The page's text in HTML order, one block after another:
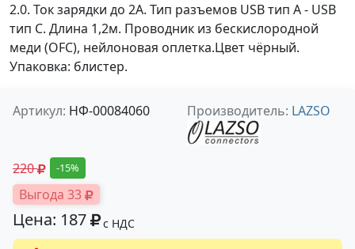
2.0. Ток зарядки до 2А. Тип разъемов USB тип A - USB
тип C. Длина 1,2м. Проводник из бескислородной
меди (OFC), нейлоновая оплетка.Цвет чёрный.
Упаковка: блистер.
Артикул: НФ-00084060 Производитель: LAZSO
220 -15%
Выгода 33
Цена: 187 с НДС